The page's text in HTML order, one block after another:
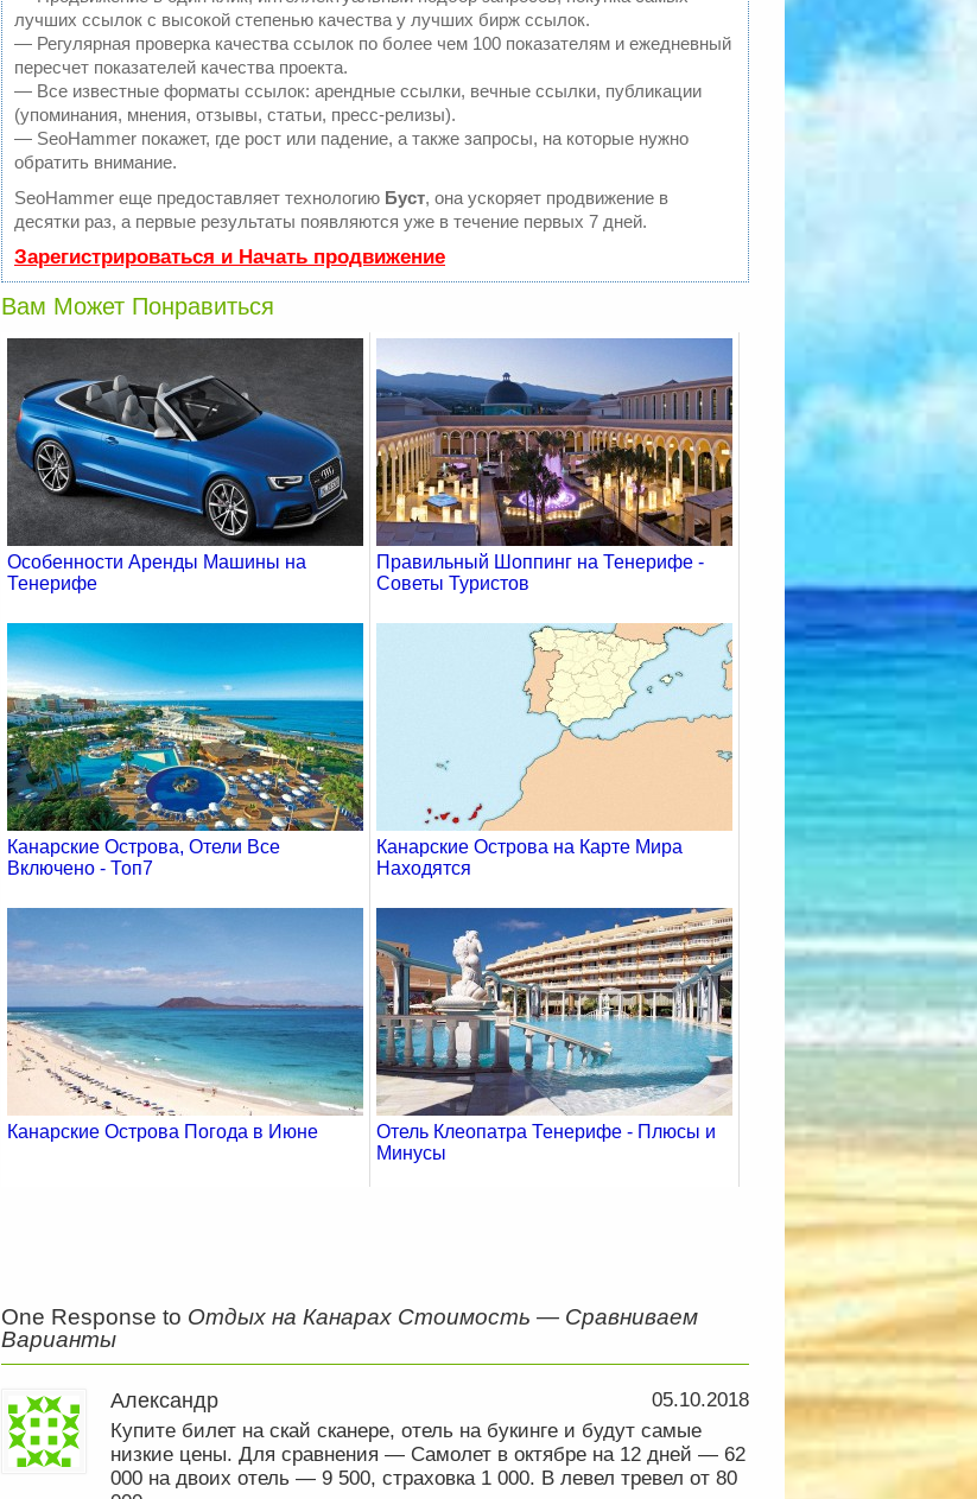
лучших ссылок с высокой степенью качества у лучших бирж ссылок.
— Регулярная проверка качества ссылок по более чем 100 показателям и ежедневный
пересчет показателей качества проекта.
— Все известные форматы ссылок: арендные ссылки, вечные ссылки, публикации
(упоминания, мнения, отзывы, статьи, пресс-релизы).
— SeoHammer покажет, где рост или падение, а также запросы, на которые нужно
обратить внимание.
SeoHammer еще предоставляет технологию Буст, она ускоряет продвижение в
десятки раз, а первые результаты появляются уже в течение первых 7 дней.
Зарегистрироваться и Начать продвижение
Вам Может Понравиться
Особенности Аренды Машины на
Тенерифе
Правильный Шоппинг на Тенерифе -
Советы Туристов
Канарские Острова, Отели Все
Включено - Топ7
Канарские Острова на Карте Мира
Находятся
Канарские Острова Погода в Июне
Отель Клеопатра Тенерифе - Плюсы и
Минусы
One Response to Отдых на Канарах Стоимость — Сравниваем
Варианты
Александр
05.10.2018
Купите билет на скай сканере, отель на букинге и будут самые
низкие цены. Для сравнения — Самолет в октябре на 12 дней — 62
000 на двоих отель — 9 500, страховка 1 000. В левел тревел от 80